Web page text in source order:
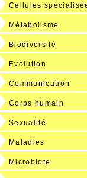
Cellules
Métabolisme
Biodiversité
Evolution
Communication
Corps humain
Sexualité
Maladies
Microbiote